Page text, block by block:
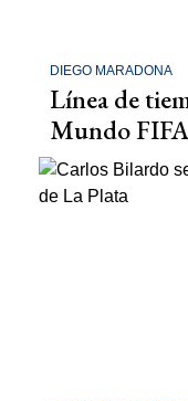
DIEGO MARADONA
Línea de
Mundo